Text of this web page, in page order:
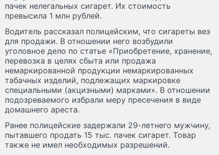
пачек нелегальных сигарет. Их стоимость
превысила 1 млн рублей.
Водитель рассказал полицейским, что сигареты вез
для продажи. В отношении него возбудили
уголовное дело по статье «Приобретение, хранение,
перевозка в целях сбыта или продажа
немаркированной продукции немаркированных
табачных изделий, подлежащих маркировке
специальными (акцизными) марками». В отношении
подозреваемого избрали меру пресечения в виде
домашнего ареста.
Ранее полицейские задержали 29-летнего мужчину,
пытавшего продать 15 тыс. пачек сигарет. Товар
также не имел необходимых разрешений.